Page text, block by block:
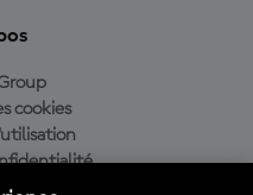
cookies